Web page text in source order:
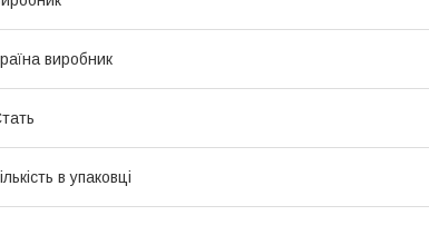
виробник
в упаковці